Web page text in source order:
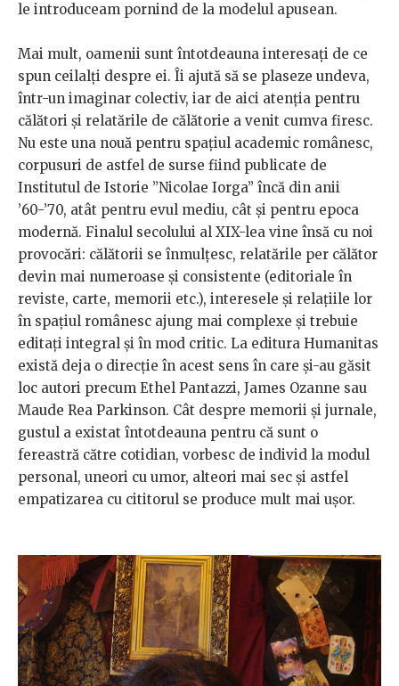
le introduceam pornind de la modelul apusean.
Mai mult, oamenii sunt întotdeauna interesați de ce
spun ceilalți despre ei. Îi ajută să se plaseze undeva,
într-un imaginar colectiv, iar de aici atenția pentru
călători și relatările de călătorie a venit cumva firesc.
Nu este una nouă pentru spațiul academic românesc,
corpusuri de astfel de surse fiind publicate de
Institutul de Istorie ’’Nicolae Iorga’’ încă din anii
’60-’70, atât pentru evul mediu, cât și pentru epoca
modernă. Finalul secolului al XIX-lea vine însă cu noi
provocări: călătorii se înmulțesc, relatările per călător
devin mai numeroase și consistente (editoriale în
reviste, carte, memorii etc.), interesele și relațiile lor
în spațiul românesc ajung mai complexe și trebuie
editați integral și în mod critic. La editura Humanitas
există deja o direcție în acest sens în care și-au găsit
loc autori precum Ethel Pantazzi, James Ozanne sau
Maude Rea Parkinson. Cât despre memorii și jurnale,
gustul a existat întotdeauna pentru că sunt o
fereastră către cotidian, vorbesc de individ la modul
personal, uneori cu umor, alteori mai sec și astfel
empatizarea cu cititorul se produce mult mai ușor.